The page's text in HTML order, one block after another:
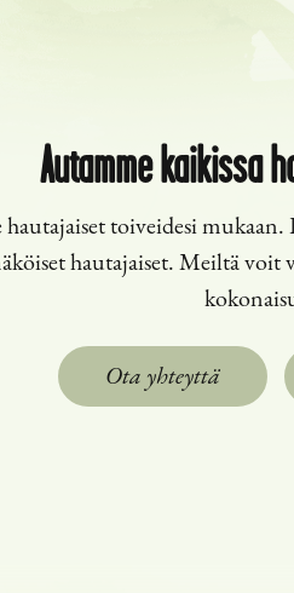
Autamme kaikissa
toiveidesi
hautajaiset. Meiltä
Ota yhteyttä